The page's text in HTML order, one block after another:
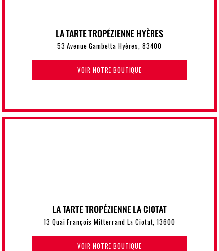
LA TARTE TROPÉZIENNE HYÈRES
53 Avenue Gambetta Hyères, 83400
VOIR NOTRE BOUTIQUE
LA TARTE TROPÉZIENNE LA CIOTAT
13 Quai François Mitterrand La Ciotat, 13600
VOIR NOTRE BOUTIQUE